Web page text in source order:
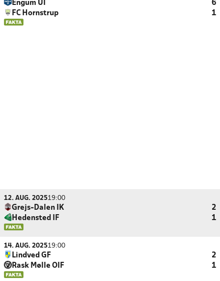
Engum UI
6
FC Hornstrup
1
12. AUG. 202519:00
Grejs-Dalen IK
2
Hedensted IF
1
14. AUG. 202519:00
Lindved GF
2
Rask Mølle OIF
1